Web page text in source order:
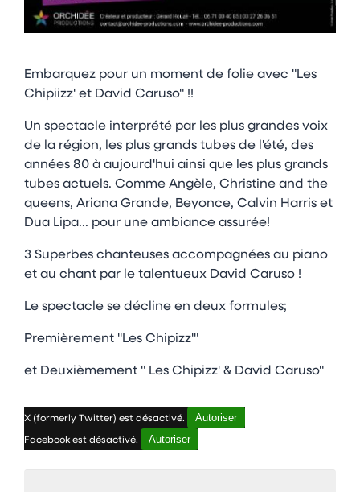
Embarquez pour un moment de folie avec "Les
Chipiizz' et David Caruso" !!
Un spectacle interprété par les plus grandes voix
de la région, les plus grands tubes de l'été, des
années 80 à aujourd'hui ainsi que les plus grands
tubes actuels. Comme Angèle, Christine and the
queens, Ariana Grande, Beyonce, Calvin Harris et
Dua Lipa... pour une ambiance assurée!
3 Superbes chanteuses accompagnées au piano
et au chant par le talentueux David Caruso !
Le spectacle se décline en deux formules;
Premièrement "Les Chipizz'"
et Deuxièmement " Les Chipizz' & David Caruso"
X (formerly Twitter) est désactivé. Autoriser
Facebook est désactivé. Autoriser